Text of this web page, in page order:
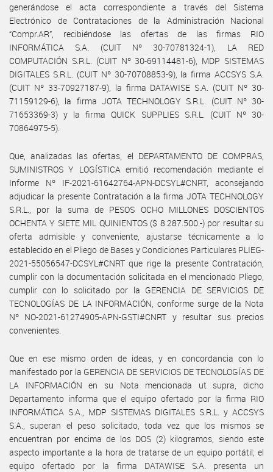
generándose el acta correspondiente a través del Sistema
Electrónico de Contrataciones de la Administración Nacional
“Compr.AR”, recibiéndose las ofertas de las firmas RIO
INFORMÁTICA S.A. (CUIT Nº 30-70781324-1), LA RED
COMPUTACIÓN S.R.L. (CUIT Nº 30-69114481-6), MDP SISTEMAS
DIGITALES S.R.L. (CUIT Nº 30-70708853-9), la firma ACCSYS S.A.
(CUIT Nº 33-70927187-9), la firma DATAWISE S.A. (CUIT Nº 30-
71159129-6), la firma JOTA TECHNOLOGY S.R.L. (CUIT Nº 30-
71653369-3) y la firma QUICK SUPPLIES S.R.L. (CUIT Nº 30-
70864975-5).
Que, analizadas las ofertas, el DEPARTAMENTO DE COMPRAS,
SUMINISTROS Y LOGÍSTICA emitió recomendación mediante el
Informe Nº IF-2021-61642764-APN-DCSYL#CNRT, aconsejando
adjudicar la presente Contratación a la firma JOTA TECHNOLOGY
S.R.L., por la suma de PESOS OCHO MILLONES DOSCIENTOS
OCHENTA Y SIETE MIL QUINIENTOS ($ 8.287.500.-) por resultar su
oferta admisible y conveniente, ajustarse técnicamente a lo
establecido en el Pliego de Bases y Condiciones Particulares PLIEG-
2021-55056547-DCSYL#CNRT que rige la presente Contratación,
cumplir con la documentación solicitada en el mencionado Pliego,
cumplir con lo solicitado por la GERENCIA DE SERVICIOS DE
TECNOLOGÍAS DE LA INFORMACIÓN, conforme surge de la Nota
Nº NO-2021-61274905-APN-GSTI#CNRT y resultar sus precios
convenientes.
Que en ese mismo orden de ideas, y en concordancia con lo
manifestado por la GERENCIA DE SERVICIOS DE TECNOLOGÍAS DE
LA INFORMACIÓN en su Nota mencionada ut supra, dicho
Departamento informa que el equipo ofertado por la firma RIO
INFORMÁTICA S.A., MDP SISTEMAS DIGITALES S.R.L. y ACCSYS
S.A., superan el peso solicitado, toda vez que los mismos se
encuentran por encima de los DOS (2) kilogramos, siendo este
aspecto importante a la hora de tratarse de un equipo portátil; el
equipo ofertado por la firma DATAWISE S.A. presenta un